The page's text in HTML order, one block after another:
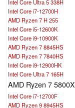
Intel Core Ultra 5 338H
Intel Core i7-12700H
AMD Ryzen 7 H 255
Intel Core i5-12600K
Intel Core i9-10900K
AMD Ryzen 7 8845HS
AMD Ryzen 7 7840HS
Intel Core i9-12900HK
Intel Core Ultra 7 165H
AMD Ryzen 7 5800X
Intel Core i7-12700F
AMD Ryzen 9 8945HS